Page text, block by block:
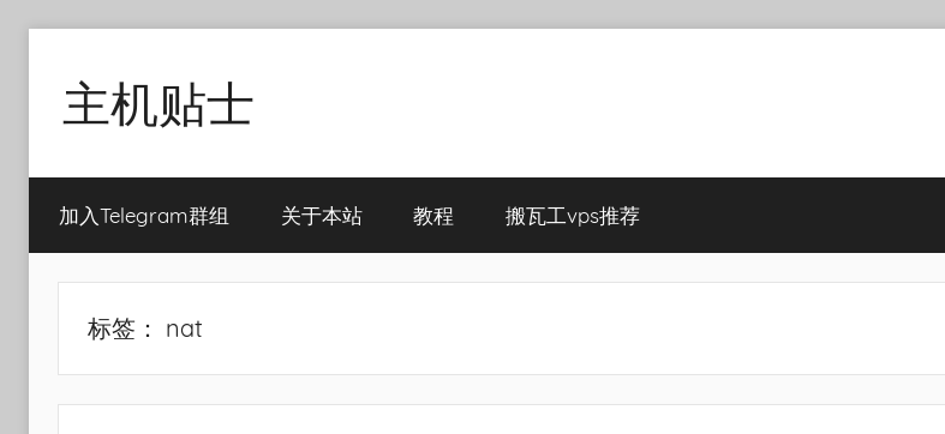
content
主机贴士
瓦
工|BandwagonHost
荐
加入Telegram群组 关于本站 教程 搬瓦工vps推荐
标签： nat